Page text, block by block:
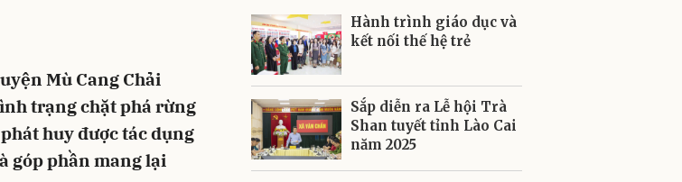
Mù Cang Chải
trạng chặt phá rừng
huy được tác dụng
góp phần mang lại
Hành trình giáo dục và
kết nối thế hệ trẻ
Sắp diễn ra Lễ hội Trà
Shan tuyết tỉnh Lào Cai
năm 2025
Gửi